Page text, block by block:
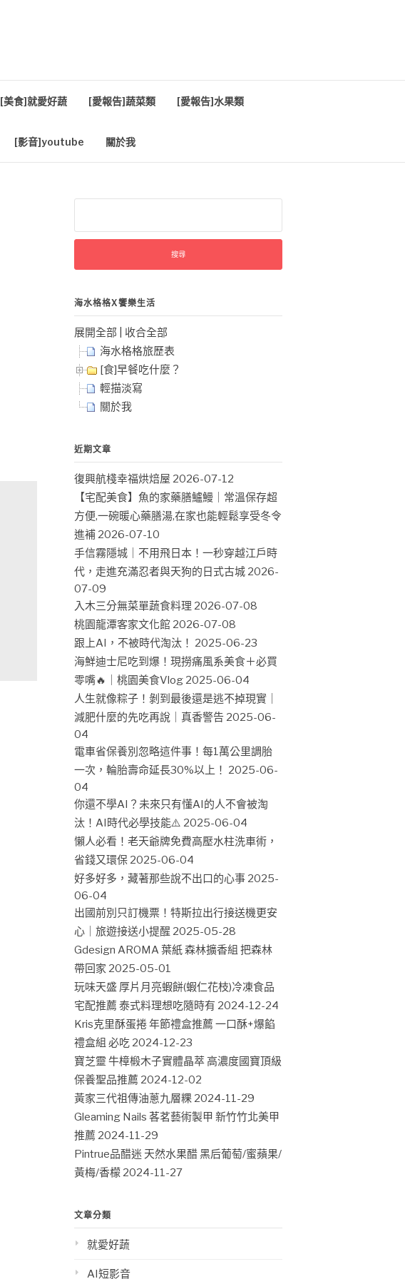
[美食]就愛好蔬 [愛報告]蔬菜類 [愛報告]水果類
[影音]youtube 關於我
關
字:
海水格格X饗樂生活
展開全部
收合全部
海水格格旅歷表
[食]早餐吃什麼？
輕描淡寫
關於我
近期文章
復興航棧幸福烘焙屋 2026-07-12
【宅配美食】魚的家藥膳鱸鰻｜常溫保存超
方便,一碗暖心藥膳湯,在家也能輕鬆享受冬令
進補 2026-07-10
手信霧隱城｜不用飛日本！一秒穿越江戶時
代，走進充滿忍者與天狗的日式古城 2026-
07-09
入木三分無菜單蔬食料理 2026-07-08
桃園龍潭客家文化館 2026-07-08
跟上AI，不被時代淘汰！ 2025-06-23
海鮮迪士尼吃到爆！現撈痛風系美食＋必買
零嘴🔥｜桃園美食Vlog 2025-06-04
人生就像粽子！剝到最後還是逃不掉現實｜
減肥什麼的先吃再說｜真香警告 2025-06-
04
電車省保養別忽略這件事！每1萬公里調胎
一次，輪胎壽命延長30%以上！ 2025-06-
04
你還不學AI？未來只有懂AI的人不會被淘
汰！AI時代必學技能⚠️ 2025-06-04
懶人必看！老天爺牌免費高壓水柱洗車術，
省錢又環保 2025-06-04
好多好多，藏著那些說不出口的心事 2025-
06-04
出國前別只訂機票！特斯拉出行接送機更安
心｜旅遊接送小提醒 2025-05-28
Gdesign AROMA 葉紙 森林擴香組 把森林
帶回家 2025-05-01
玩味天盛 厚片月亮蝦餅(蝦仁花枝)冷凍食品
宅配推薦 泰式料理想吃隨時有 2024-12-24
Kris克里酥蛋捲 年節禮盒推薦 一口酥+爆餡
禮盒組 必吃 2024-12-23
寶芝靈 牛樟椴木子實體晶萃 高濃度國寶頂級
保養聖品推薦 2024-12-02
黃家三代祖傳油蔥九層粿 2024-11-29
Gleaming Nails 茖茗藝術製甲 新竹竹北美甲
推薦 2024-11-29
Pintrue品醋迷 天然水果醋 黑后葡萄/蜜蘋果/
黃梅/香檬 2024-11-27
文章分類
就愛好蔬
AI短影音